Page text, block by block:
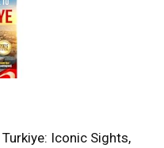
Iconic Sights,